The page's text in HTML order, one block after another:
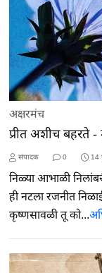
अक्षरमंच
प्रीत अशीच बहरते -
संपादक 0 14
निळ्या आभाळी
ही नटला रजनीत
कृष्णसावळी तू को...